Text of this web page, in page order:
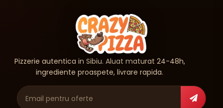
Pizzerie autentica in Sibiu. Aluat maturat 24-48h,
ingrediente proaspete, livrare rapida.
Adresa de e-mail